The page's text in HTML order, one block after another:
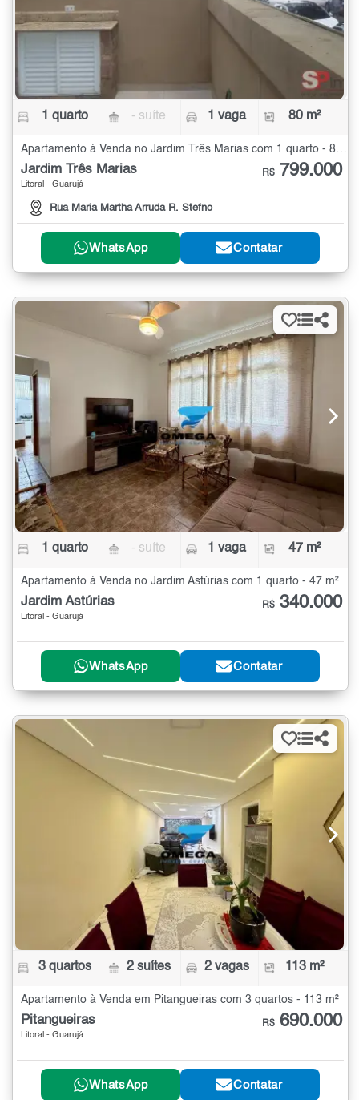
1 quarto - suíte 1 vaga 80 m²
Jardim Três Marias
Litoral - Guarujá
Rua Maria Martha Arruda R. Stefno
R$ 799.000
WhatsApp Contatar
1 quarto - suíte 1 vaga 47 m²
Apartamento à Venda no Jardim Astúrias com 1 quarto - 47 m²
Jardim Astúrias
Litoral - Guarujá
R$ 340.000
WhatsApp Contatar
3 quartos 2 suítes 2 vagas 113 m²
Apartamento à Venda em Pitangueiras com 3 quartos - 113 m²
Pitangueiras
Litoral - Guarujá
R$ 690.000
WhatsApp Contatar